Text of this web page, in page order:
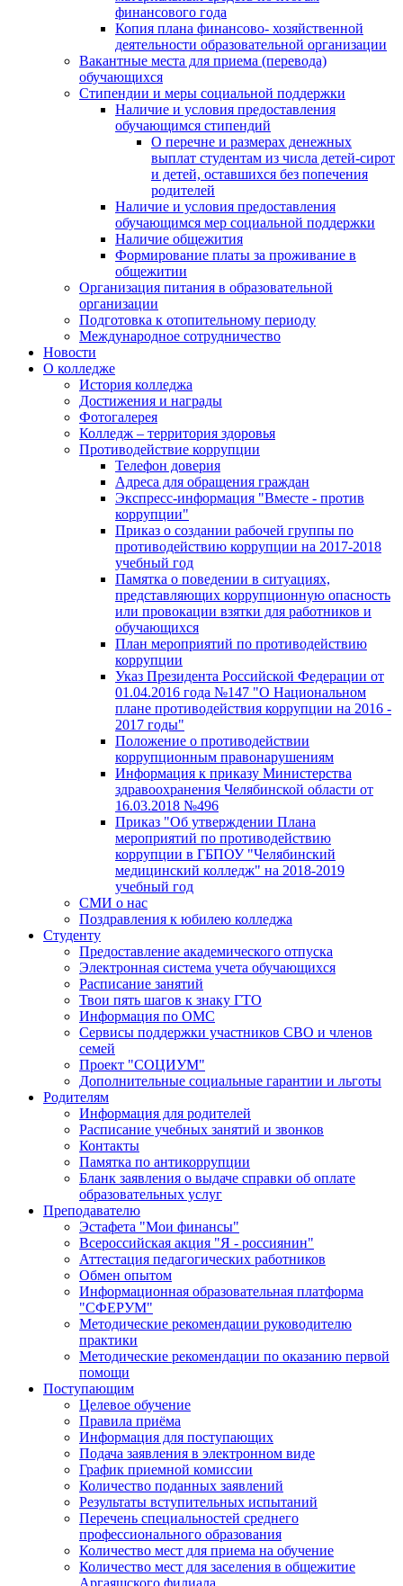
финансового года
Копия плана финансово- хозяйственной
деятельности образовательной организации
Вакантные места для приема (перевода)
обучающихся
Стипендии и меры социальной поддержки
Наличие и условия предоставления
обучающимся стипендий
О перечне и размерах денежных
выплат студентам из числа детей-сирот
и детей, оставшихся без попечения
родителей
Наличие и условия предоставления
обучающимся мер социальной поддержки
Наличие общежития
Формирование платы за проживание в
общежитии
Организация питания в образовательной
организации
Подготовка к отопительному периоду
Международное сотрудничество
Новости
О колледже
История колледжа
Достижения и награды
Фотогалерея
Колледж – территория здоровья
Противодействие коррупции
Телефон доверия
Адреса для обращения граждан
Экспресс-информация "Вместе - против
коррупции"
Приказ о создании рабочей группы по
противодействию коррупции на 2017-2018
учебный год
Памятка о поведении в ситуациях,
представляющих коррупционную опасность
или провокации взятки для работников и
обучающихся
План мероприятий по противодействию
коррупции
Указ Президента Российской Федерации от
01.04.2016 года №147 "О Национальном
плане противодействия коррупции на 2016 -
2017 годы"
Положение о противодействии
коррупционным правонарушениям
Информация к приказу Министерства
здравоохранения Челябинской области от
16.03.2018 №496
Приказ "Об утверждении Плана
мероприятий по противодействию
коррупции в ГБПОУ "Челябинский
медицинский колледж" на 2018-2019
учебный год
СМИ о нас
Поздравления к юбилею колледжа
Студенту
Предоставление академического отпуска
Электронная система учета обучающихся
Расписание занятий
Твои пять шагов к знаку ГТО
Информация по ОМС
Сервисы поддержки участников СВО и членов
семей
Проект "СОЦИУМ"
Дополнительные социальные гарантии и льготы
Родителям
Информация для родителей
Расписание учебных занятий и звонков
Контакты
Памятка по антикоррупции
Бланк заявления о выдаче справки об оплате
образовательных услуг
Преподавателю
Эстафета "Мои финансы"
Всероссийская акция "Я - россиянин"
Аттестация педагогических работников
Обмен опытом
Информационная образовательная платформа
"СФЕРУМ"
Методические рекомендации руководителю
практики
Методические рекомендации по оказанию первой
помощи
Поступающим
Целевое обучение
Правила приёма
Информация для поступающих
Подача заявления в электронном виде
График приемной комиссии
Количество поданных заявлений
Результаты вступительных испытаний
Перечень специальностей среднего
профессионального образования
Количество мест для приема на обучение
Количество мест для заселения в общежитие
Аргаяшского филиала